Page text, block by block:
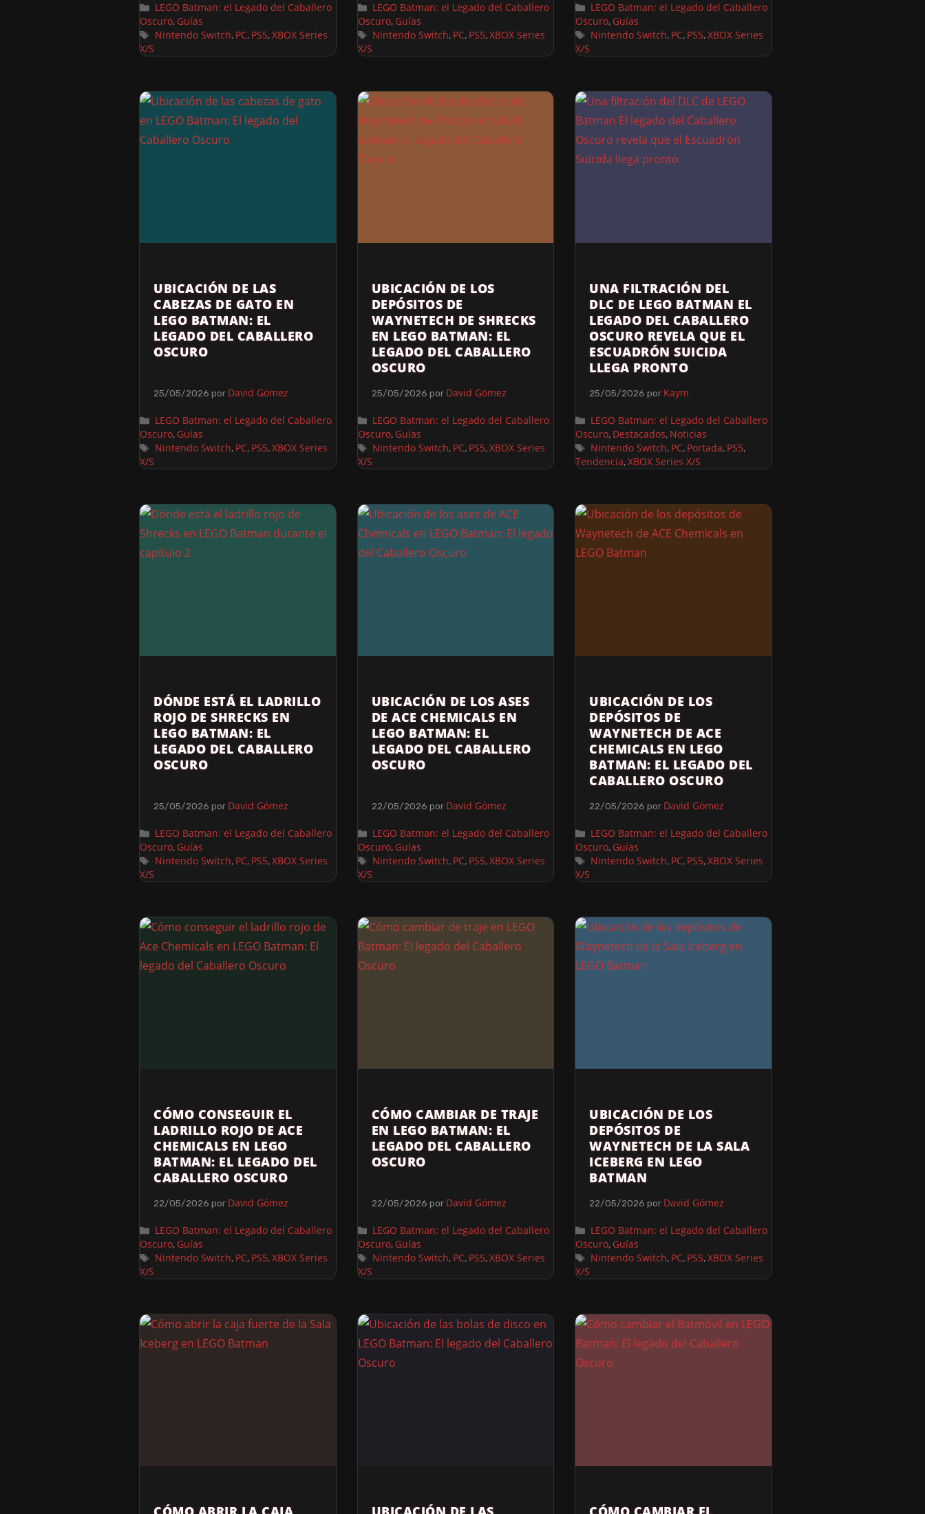
LEGO Batman: el Legado del Caballero
Oscuro, Guías
Nintendo Switch, PC, PS5,XBOX Series
X/S
LEGO Batman: el Legado del Caballero
Oscuro, Guías
Nintendo Switch, PC, PS5,XBOX Series
X/S
LEGO Batman: el Legado del Caballero
Oscuro, Guías
Nintendo Switch, PC, PS5,XBOX Series
X/S
UBICACIÓN DE LAS
CABEZAS DE GATO EN
LEGO BATMAN: EL
LEGADO DEL CABALLERO
OSCURO
25/05/2026 por David Gómez
LEGO Batman: el Legado del Caballero
Oscuro, Guías
Nintendo Switch, PC, PS5,XBOX Series
X/S
UBICACIÓN DE LOS
DEPÓSITOS DE
WAYNETECH DE SHRECKS
EN LEGO BATMAN: EL
LEGADO DEL CABALLERO
OSCURO
25/05/2026 por David Gómez
LEGO Batman: el Legado del Caballero
Oscuro, Guías
Nintendo Switch, PC, PS5,XBOX Series
X/S
UNA FILTRACIÓN DEL
DLC DE LEGO BATMAN EL
LEGADO DEL CABALLERO
OSCURO REVELA QUE EL
ESCUADRÓN SUICIDA
LLEGA PRONTO
25/05/2026 por Kaym
LEGO Batman: el Legado del Caballero
Oscuro, Destacados, Noticias
Nintendo Switch, PC, Portada, PS5,
Tendencia,XBOX Series X/S
DÓNDE ESTÁ EL LADRILLO
ROJO DE SHRECKS EN
LEGO BATMAN: EL
LEGADO DEL CABALLERO
OSCURO
25/05/2026 por David Gómez
LEGO Batman: el Legado del Caballero
Oscuro, Guías
Nintendo Switch, PC, PS5,XBOX Series
X/S
UBICACIÓN DE LOS ASES
DE ACE CHEMICALS EN
LEGO BATMAN: EL
LEGADO DEL CABALLERO
OSCURO
22/05/2026 por David Gómez
LEGO Batman: el Legado del Caballero
Oscuro, Guías
Nintendo Switch, PC, PS5,XBOX Series
X/S
UBICACIÓN DE LOS
DEPÓSITOS DE
WAYNETECH DE ACE
CHEMICALS EN LEGO
BATMAN: EL LEGADO DEL
CABALLERO OSCURO
22/05/2026 por David Gómez
LEGO Batman: el Legado del Caballero
Oscuro, Guías
Nintendo Switch, PC, PS5,XBOX Series
X/S
CÓMO CONSEGUIR EL
LADRILLO ROJO DE ACE
CHEMICALS EN LEGO
BATMAN: EL LEGADO DEL
CABALLERO OSCURO
22/05/2026 por David Gómez
LEGO Batman: el Legado del Caballero
Oscuro, Guías
Nintendo Switch, PC, PS5,XBOX Series
X/S
CÓMO CAMBIAR DE TRAJE
EN LEGO BATMAN: EL
LEGADO DEL CABALLERO
OSCURO
22/05/2026 por David Gómez
LEGO Batman: el Legado del Caballero
Oscuro, Guías
Nintendo Switch, PC, PS5,XBOX Series
X/S
UBICACIÓN DE LOS
DEPÓSITOS DE
WAYNETECH DE LA SALA
ICEBERG EN LEGO
BATMAN
22/05/2026 por David Gómez
LEGO Batman: el Legado del Caballero
Oscuro, Guías
Nintendo Switch, PC, PS5,XBOX Series
X/S